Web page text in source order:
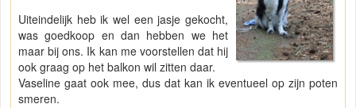
Uiteindelijk heb ik wel een jasje gekocht,
was goedkoop en dan hebben we het
maar bij ons. Ik kan me voorstellen dat hij
ook graag op het balkon wil zitten daar.
Vaseline gaat ook mee, dus dat kan ik eventueel op zijn poten
smeren.